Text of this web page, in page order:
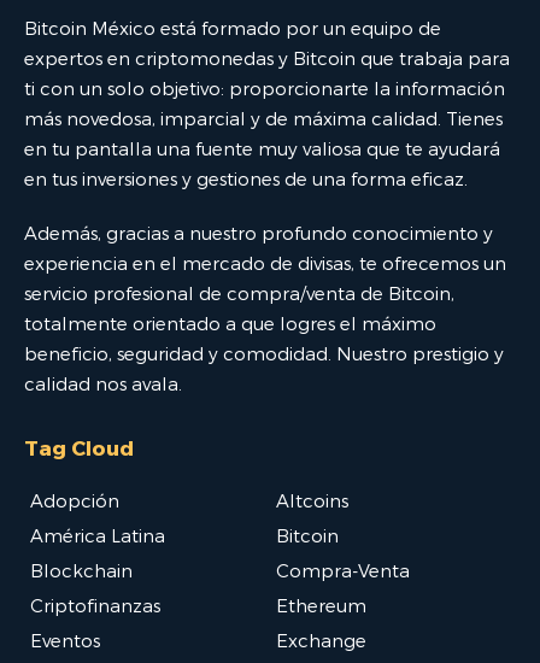
Bitcoin México está formado por un equipo de
expertos en criptomonedas y Bitcoin que trabaja para
ti con un solo objetivo: proporcionarte la información
más novedosa, imparcial y de máxima calidad. Tienes
en tu pantalla una fuente muy valiosa que te ayudará
en tus inversiones y gestiones de una forma eficaz.
Además, gracias a nuestro profundo conocimiento y
experiencia en el mercado de divisas, te ofrecemos un
servicio profesional de compra/venta de Bitcoin,
totalmente orientado a que logres el máximo
beneficio, seguridad y comodidad. Nuestro prestigio y
calidad nos avala.
Tag Cloud
Adopción
Altcoins
América Latina
Bitcoin
Blockchain
Compra-Venta
Criptofinanzas
Ethereum
Eventos
Exchange